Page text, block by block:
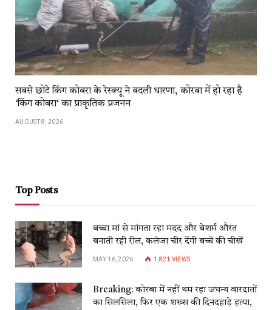
सबसे छोटे किंग कोबरा के रेस्क्यू ने बदली धारणा, कोरबा में हो रहा है
‘किंग कोबरा‘ का प्राकृतिक प्रजनन
AUGUST 8, 2026
Top Posts
बच्चा मां से मांगता रहा मदद और बेशर्म औरत
बनाती रही रील, कलेजा चीर देंगी बच्चे की चीखें
MAY 16, 2026 1,821 VIEWS
Breaking: कोरबा में नहीं थम रहा जघन्य वारदातों
का सिलसिला, फिर एक शख्स की दिनदहाड़े हत्या,